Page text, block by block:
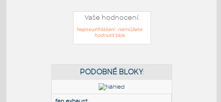
Vaše hodnocení:
Nejste přihlášeni - nemůžete
hodnotit blok